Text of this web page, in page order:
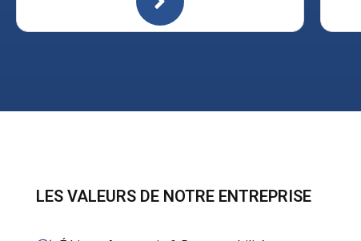
LES VALEURS DE NOTRE ENTREPRISE